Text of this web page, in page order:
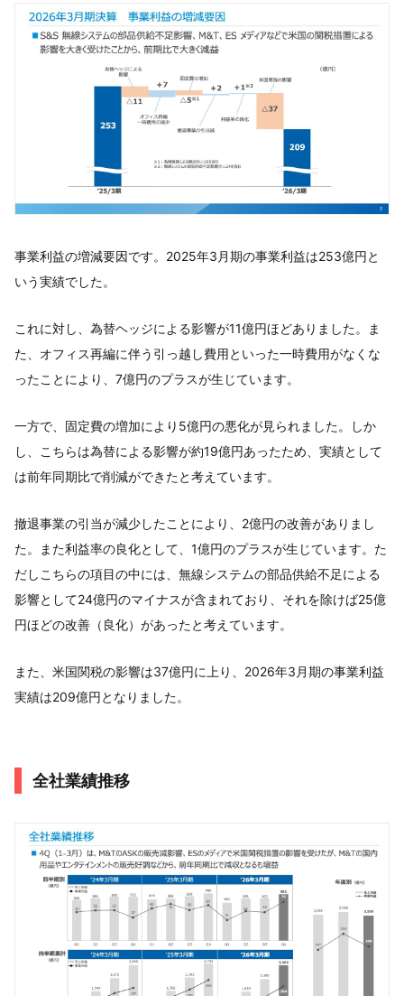
事業利益の増減要因です。2025年3月期の事業利益は253億円と
いう実績でした。
これに対し、為替ヘッジによる影響が11億円ほどありました。ま
た、オフィス再編に伴う引っ越し費用といった一時費用がなくな
ったことにより、7億円のプラスが生じています。
一方で、固定費の増加により5億円の悪化が見られました。しか
し、こちらは為替による影響が約19億円あったため、実績として
は前年同期比で削減ができたと考えています。
撤退事業の引当が減少したことにより、2億円の改善がありまし
た。また利益率の良化として、1億円のプラスが生じています。た
だしこちらの項目の中には、無線システムの部品供給不足による
影響として24億円のマイナスが含まれており、それを除けば25億
円ほどの改善（良化）があったと考えています。
また、米国関税の影響は37億円に上り、2026年3月期の事業利益
実績は209億円となりました。
全社業績推移